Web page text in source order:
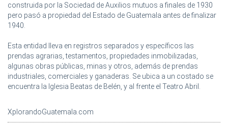
construida por la Sociedad de Auxilios mutuos a finales de 1930
pero pasó a propiedad del Estado de Guatemala antes de finalizar
1940.
Esta entidad lleva en registros separados y específicos las
prendas agrarias, testamentos, propiedades inmobilizadas,
algunas obras públicas, minas y otros, además de prendas
industriales, comerciales y ganaderas. Se ubica a un costado se
encuentra la Iglesia Beatas de Belén, y al frente el Teatro Abril.
XplorandoGuatemala.com